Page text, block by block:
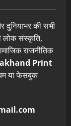
दुनियाभर की सभी
लोक संस्कृति,
राजनीतिक
Print
या फेसबुक